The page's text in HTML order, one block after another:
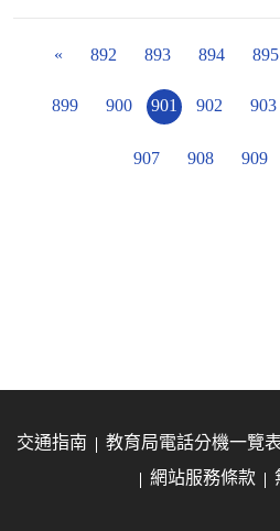
« 892 893 894 895
899 900 901 902 903
907 908 909
交通指南 教育局電話分機一覽表
網站服務條款